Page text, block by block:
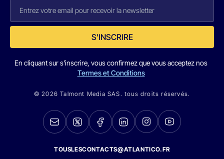
S'INSCRIRE
En cliquant sur s'inscrire, vous confirmez que vous acceptez nos
Termes et Conditions
© 2026 Talmont Media SAS. tous droits réservés.
TOUSLESCONTACTS@ATLANTICO.FR